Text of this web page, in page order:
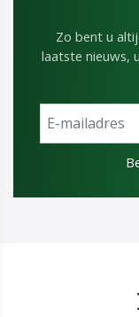
Zo bent u
laatste nieuws,